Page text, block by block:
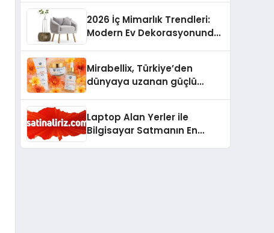
2026 İç Mimarlık Trendleri:
Modern Ev Dekorasyonunda
Mirabellix, Türkiye’den
dünyaya uzanan güçlü
Laptop Alan Yerler ile
Bilgisayar Satmanın En